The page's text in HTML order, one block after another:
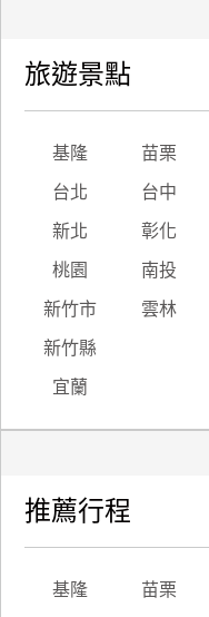
旅遊景點
基隆 苗栗
台北 台中
新北 彰化
桃園 南投
新竹市 雲林
新竹縣
宜蘭
推薦行程
基隆 苗栗